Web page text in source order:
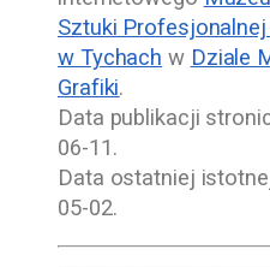
Sztuki
w Tychach w Dziale
Grafiki.
Data publikacji
06-11.
Data ostatniej
05-02.